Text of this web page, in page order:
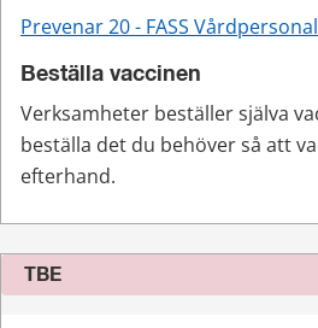
Prevenar 20 - FASS
Beställa vaccinen
Verksamheter beställer själva
beställa det du behöver så att
efterhand.
TBE